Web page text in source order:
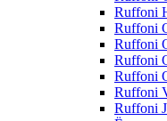
Ruffoni
Ruffoni
Ruffoni
Ruffoni
Ruffoni
Ruffoni
Ruffoni